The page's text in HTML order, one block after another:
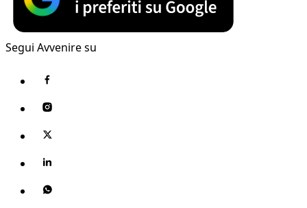
Segui Avvenire su